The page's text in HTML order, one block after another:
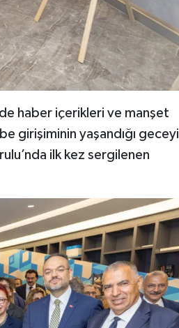
haber içerikleri ve manşet
girişiminin yaşandığı geceyi
ilk kez sergilenen